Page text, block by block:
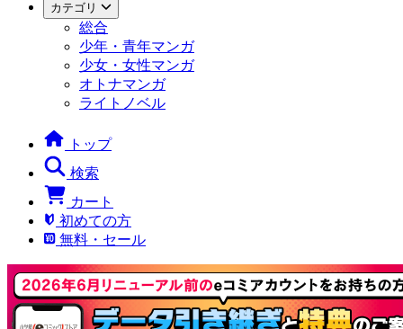
カテゴリ
総合
少年・青年マンガ
少女・女性マンガ
オトナマンガ
ライトノベル
トップ
検索
カート
初めての方
無料・セール